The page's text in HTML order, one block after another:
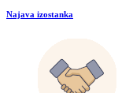
Najava izostanka